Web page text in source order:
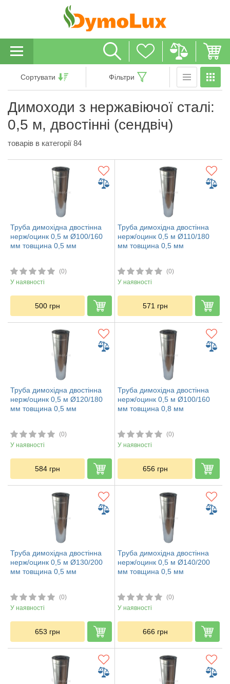
Димоходи з нержавіючої сталі:
0,5 м, двостінні (сендвіч)
товарів в категорії 84
Сортувати Фільтри
Труба димохідна двостінна
нерж/оцинк 0,5 м Ø100/160
мм товщина 0,5 мм
(0)
У наявності
500 грн
Труба димохідна двостінна
нерж/оцинк 0,5 м Ø110/180
мм товщина 0,5 мм
(0)
У наявності
571 грн
Труба димохідна двостінна
нерж/оцинк 0,5 м Ø120/180
мм товщина 0,5 мм
(0)
У наявності
584 грн
Труба димохідна двостінна
нерж/оцинк 0,5 м Ø100/160
мм товщина 0,8 мм
(0)
У наявності
656 грн
Труба димохідна двостінна
нерж/оцинк 0,5 м Ø130/200
мм товщина 0,5 мм
(0)
У наявності
653 грн
Труба димохідна двостінна
нерж/оцинк 0,5 м Ø140/200
мм товщина 0,5 мм
(0)
У наявності
666 грн